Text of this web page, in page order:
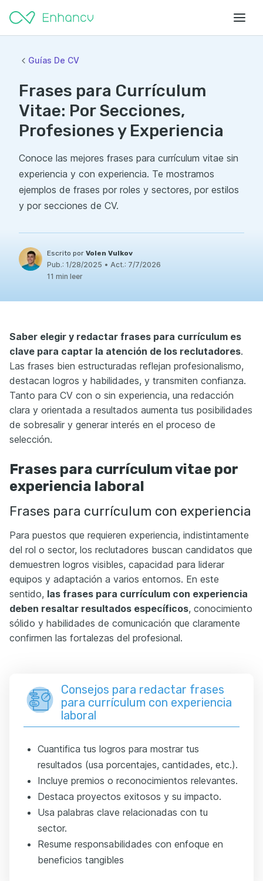
Guías De CV
Frases para Currículum
Vitae: Por Secciones,
Profesiones y Experiencia
Conoce las mejores frases para currículum vitae sin
experiencia y con experiencia. Te mostramos
ejemplos de frases por roles y sectores, por estilos
y por secciones de CV.
Escrito por Volen Vulkov
Pub.: 1/28/2025 • Act.: 7/7/2026
11 min leer
Saber elegir y redactar frases para currículum es
clave para captar la atención de los reclutadores.
Las frases bien estructuradas reflejan profesionalismo,
destacan logros y habilidades, y transmiten confianza.
Tanto para CV con o sin experiencia, una redacción
clara y orientada a resultados aumenta tus posibilidades
de sobresalir y generar interés en el proceso de
selección.
Frases para currículum vitae por
experiencia laboral
Frases para currículum con experiencia
Para puestos que requieren experiencia, indistintamente
del rol o sector, los reclutadores buscan candidatos que
demuestren logros visibles, capacidad para liderar
equipos y adaptación a varios entornos. En este
sentido, las frases para currículum con experiencia
deben resaltar resultados específicos, conocimiento
sólido y habilidades de comunicación que claramente
confirmen las fortalezas del profesional.
Consejos para redactar frases
para currículum con experiencia
laboral
Cuantifica tus logros para mostrar tus
resultados (usa porcentajes, cantidades, etc.).
Incluye premios o reconocimientos relevantes.
Destaca proyectos exitosos y su impacto.
Usa palabras clave relacionadas con tu
sector.
Resume responsabilidades con enfoque en
beneficios tangibles